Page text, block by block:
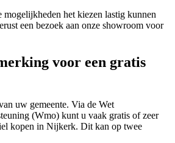
mogelijkheden het kiezen lastig kunnen
een bezoek aan onze showroom voor
voor een gratis
uw gemeente. Via de Wet
(Wmo) kunt u vaak gratis of zeer
kopen in Nijkerk. Dit kan op twee